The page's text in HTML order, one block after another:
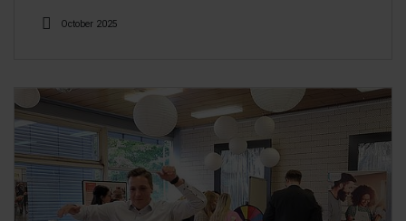
October 2025